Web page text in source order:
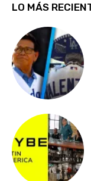
LO MÁS